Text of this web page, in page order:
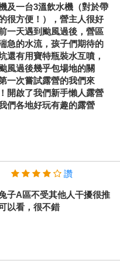
及一台3溫飲水機（對於帶
很方便！），營主人很好
一天遇到颱風過後，營區
急的水流，孩子們期待的
還有用寶特瓶裝水互噴，
風過後幾乎包場地的關
一次嘗試露營的我們來
開啟了我們新手懶人露營
們各地好玩有趣的露營
讚
子A區不受其他人干擾很推
以看，很不錯